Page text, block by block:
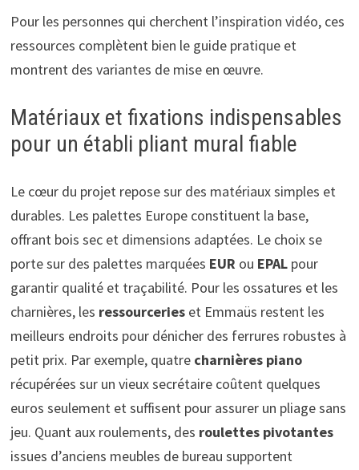
Pour les personnes qui cherchent l’inspiration vidéo, ces
ressources complètent bien le guide pratique et
montrent des variantes de mise en œuvre.
Matériaux et fixations indispensables
pour un établi pliant mural fiable
Le cœur du projet repose sur des matériaux simples et
durables. Les palettes Europe constituent la base,
offrant bois sec et dimensions adaptées. Le choix se
porte sur des palettes marquées EUR ou EPALpour
garantir qualité et traçabilité. Pour les ossatures et les
charnières, les ressourcerieset Emmaüs restent les
meilleurs endroits pour dénicher des ferrures robustes à
petit prix. Par exemple, quatre charnières piano
récupérées sur un vieux secrétaire coûtent quelques
euros seulement et suffisent pour assurer un pliage sans
jeu. Quant aux roulements, des roulettes pivotantes
issues d’anciens meubles de bureau supportent